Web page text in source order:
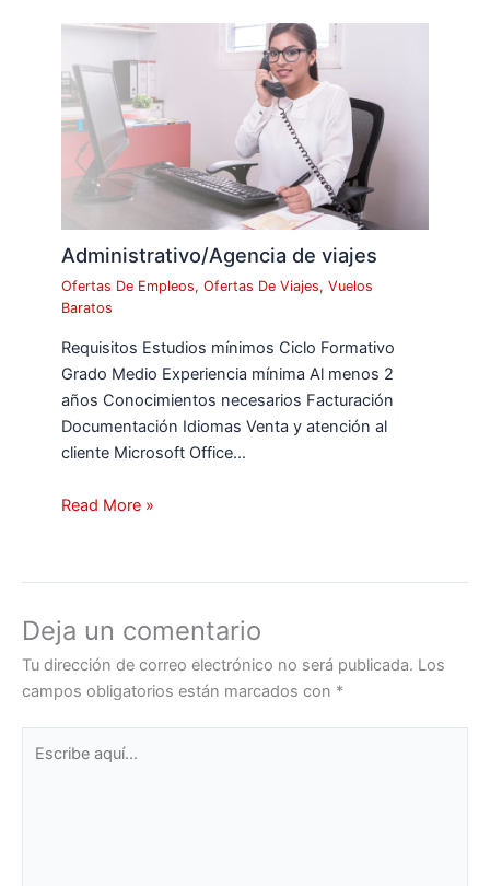
Administrativo/Agencia de viajes
Ofertas De Empleos,Ofertas De Viajes,Vuelos
Baratos
Requisitos Estudios mínimos Ciclo Formativo
Grado Medio Experiencia mínima Al menos 2
años Conocimientos necesarios Facturación
Documentación Idiomas Venta y atención al
cliente Microsoft Office…
Read More »
Deja un comentario
Tu dirección de correo electrónico no será publicada. Los
campos obligatorios están marcados con *